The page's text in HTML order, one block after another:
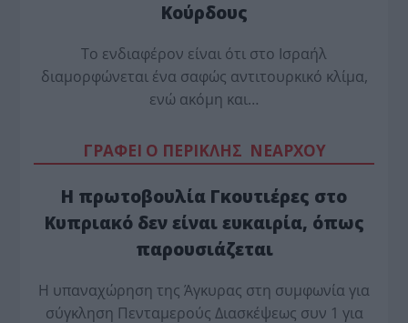
Κούρδους
Το ενδιαφέρον είναι ότι στο Ισραήλ
διαμορφώνεται ένα σαφώς αντιτουρκικό κλίμα,
ενώ ακόμη και…
ΓΡΑΦΕΙ Ο ΠΕΡΙΚΛΗΣ ΝΕΑΡΧΟΥ
Η πρωτοβουλία Γκουτιέρες στο
Κυπριακό δεν είναι ευκαιρία, όπως
παρουσιάζεται
Η υπαναχώρηση της Άγκυρας στη συμφωνία για
σύγκληση Πενταμερούς Διασκέψεως συν 1 για